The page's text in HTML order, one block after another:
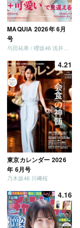
MAQUIA 2026年 6月
号
4.21
東京カレンダー 2026
年 6月号
乃木坂46 川﨑桜
4.16